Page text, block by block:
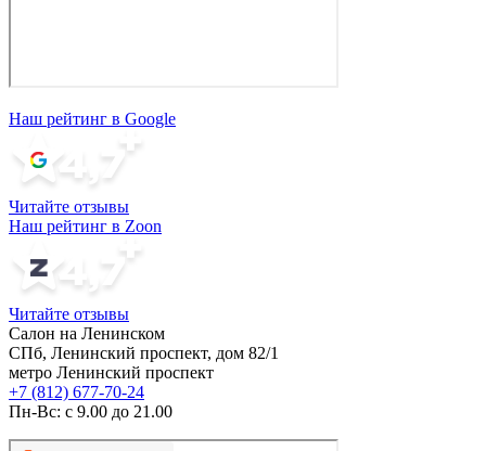
Наш рейтинг в Google
Читайте отзывы
Наш рейтинг в Zoon
Читайте отзывы
Салон на Ленинском
СПб, Ленинский проспект, дом 82/1
метро Ленинский проспект
+7 (812) 677-70-24
Пн-Вс: с 9.00 до 21.00